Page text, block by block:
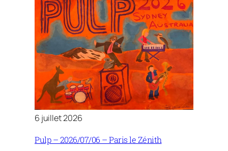
6 juillet 2026
Pulp – 2026/07/06 – Paris le Zénith